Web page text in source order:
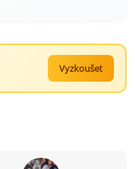
Vyzkoušet